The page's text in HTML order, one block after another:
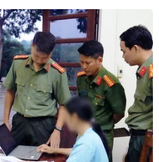
Thủ tướng Lê Minh Hưng đã
Anutin Charnvirakul thăm
tham dự Diễn đàn Tương
phủ, Thủ tướng Lê